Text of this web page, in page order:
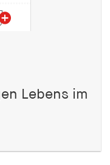
Lebens im